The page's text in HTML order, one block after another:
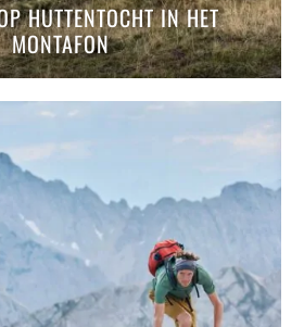
HUTTENTOCHT IN HET
MONTAFON